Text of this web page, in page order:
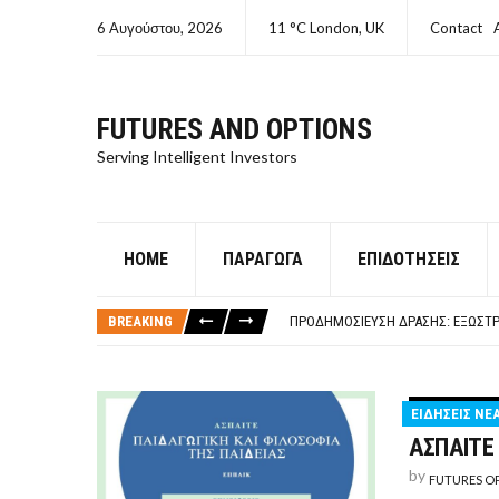
6 Αυγούστου, 2026 11 °C London, UK Contact
FUTURES AND OPTIONS
Serving Intelligent Investors
HOME ΠΑΡΆΓΩΓΑ ΕΠΙΔΟΤΉΣΕΙΣ
BREAKING
ΠΡΟΔΗΜΟΣΊΕΥΣΗ ΔΡΆΣΗΣ:
ΤΙ ΕΊΝΑΙ ΧΡΉΜΑ ΚΕΦΑΛΑΙΟ 8Ο
ΤΑΜΕΊΟ ΜΙΚΡΟΠΙΣΤΏΣΕΩΝ
ΕΙΔΗΣΕΙΣ
ΑΣΠΑΙΤΕ
by FUTURES